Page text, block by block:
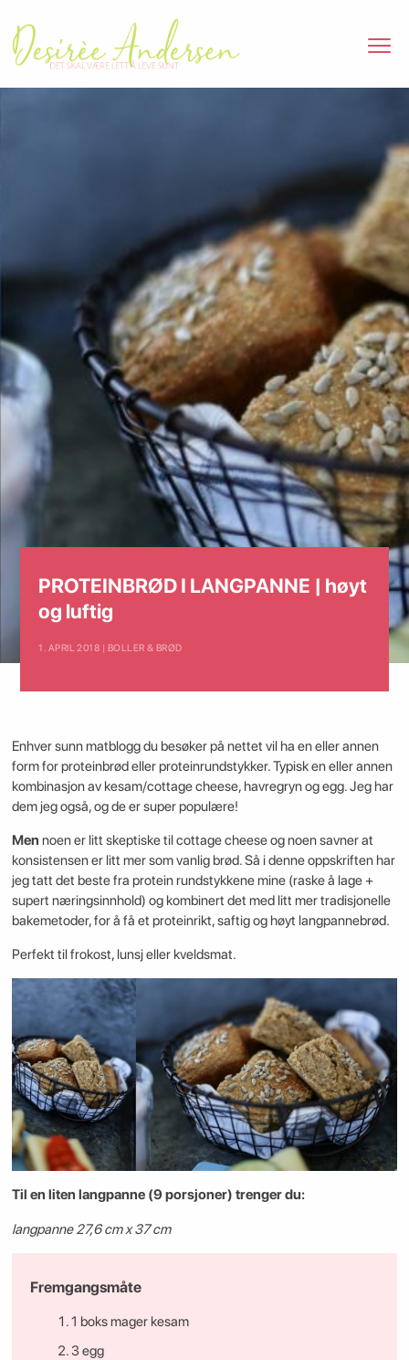
PROTEINBRØD I LANGPANNE | høyt
og luftig
1. APRIL 2018 | BOLLER & BRØD
Enhver sunn matblogg du besøker på nettet vil ha en eller annen
form for proteinbrød eller proteinrundstykker. Typisk en eller annen
kombinasjon av kesam/cottage cheese, havregryn og egg. Jeg har
dem jeg også, og de er super populære!
Men noen er litt skeptiske til cottage cheese og noen savner at
konsistensen er litt mer som vanlig brød. Så i denne oppskriften har
jeg tatt det beste fra protein rundstykkene mine (raske å lage +
supert næringsinnhold) og kombinert det med litt mer tradisjonelle
bakemetoder, for å få et proteinrikt, saftig og høyt langpannebrød.
Perfekt til frokost, lunsj eller kveldsmat.
Til en liten langpanne (9 porsjoner) trenger du:
langpanne 27,6 cm x 37 cm
Fremgangsmåte
1 boks mager kesam
3 egg